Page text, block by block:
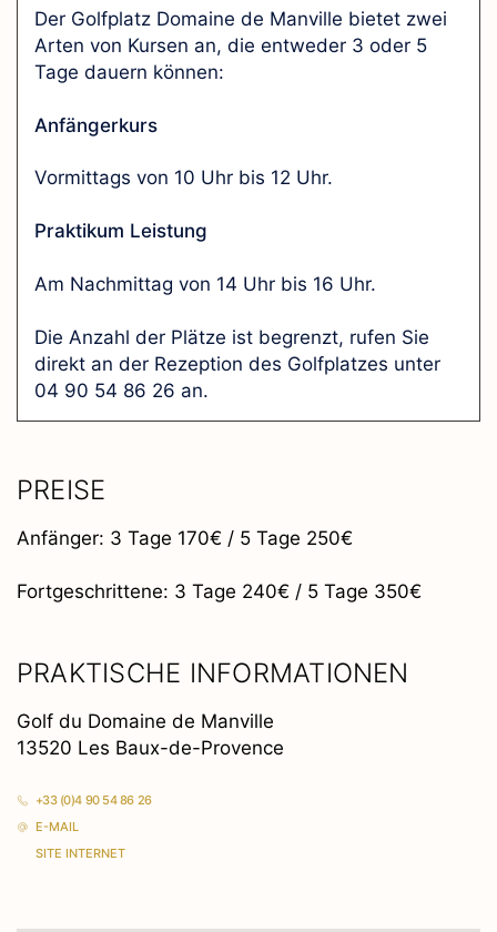
Der Golfplatz Domaine de Manville bietet zwei
Arten von Kursen an, die entweder 3 oder 5
Tage dauern können:
Anfängerkurs
Vormittags von 10 Uhr bis 12 Uhr.
Praktikum Leistung
Am Nachmittag von 14 Uhr bis 16 Uhr.
Die Anzahl der Plätze ist begrenzt, rufen Sie
direkt an der Rezeption des Golfplatzes unter
04 90 54 86 26 an.
PREISE
Anfänger: 3 Tage 170€ / 5 Tage 250€
Fortgeschrittene: 3 Tage 240€ / 5 Tage 350€
PRAKTISCHE INFORMATIONEN
Golf du Domaine de Manville
13520 Les Baux-de-Provence
+33 (0)4 90 54 86 26
E-MAIL
SITE INTERNET